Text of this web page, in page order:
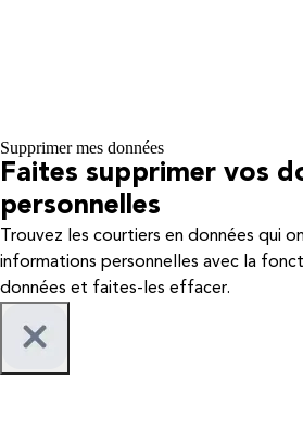
Supprimer mes données
Faites supprimer vos
personnelles
Trouvez les courtiers en données qui
informations personnelles avec la
données et faites-les effacer.